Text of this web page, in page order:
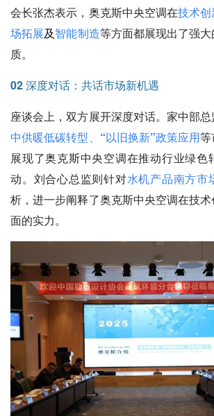
会长张杰表示，奥克斯中央空调在技术
场拓展及智能制造等方面都展现出了强
质。
02 深度对话：共话市场新机遇
座谈会上，双方展开深度对话。家中部
中供暖低碳转型、“以旧换新”政策应用
展现了奥克斯中央空调在推动行业绿色
动。刘合心总监则针对水机产品南方市
析，进一步阐释了奥克斯中央空调在技
面的实力。